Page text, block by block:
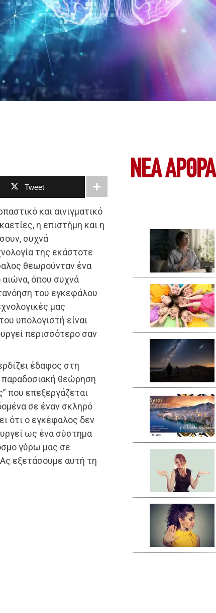
Tweet
και αινιγματικό
η επιστήμη και η
συχνά
της εκάστοτε
θεωρούνταν ένα
αιώνα, όπου συχνά
του εγκεφάλου
μας
υπολογιστή είναι
περισσότερο σαν
έδαφος στη
θεώρηση
που επεξεργάζεται
σε έναν σκληρό
ότι ο εγκέφαλος δεν
ως ένα σύστημα
γύρω μας σε
εξετάσουμε αυτή τη
ΝΕΑ ΆΡΘΡΑ